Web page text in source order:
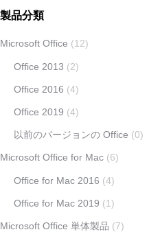
製品分類
Microsoft Office (12)
Office 2013 (2)
Office 2016 (4)
Office 2019 (4)
以前のバージョンの Office (0)
Microsoft Office for Mac (6)
Office for Mac 2016 (4)
Office for Mac 2019 (1)
Microsoft Office 単体製品 (7)